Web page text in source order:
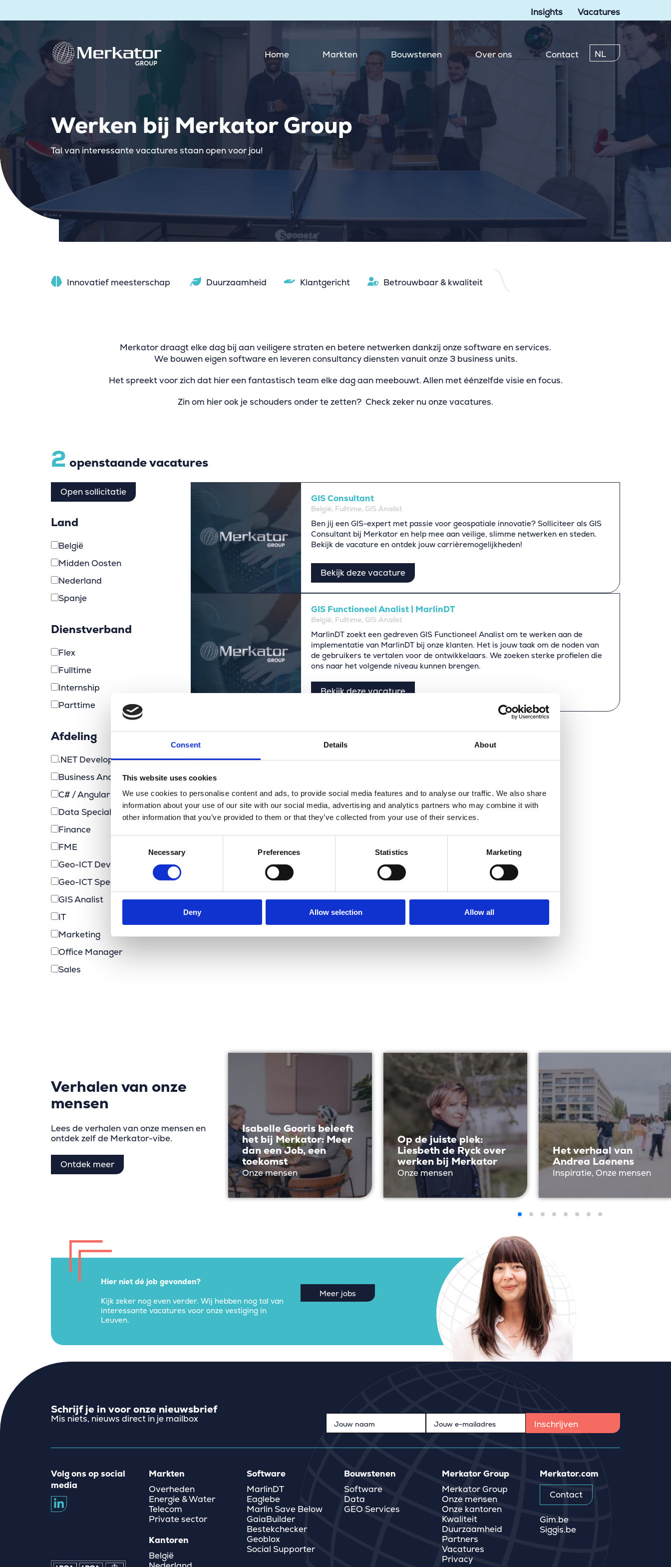
Consent Details About
This website uses cookies
We use cookies to personalise content and ads, to provide social media features and to analyse our traffic. We also share
information about your use of our site with our social media, advertising and analytics partners who may combine it with
other information that you’ve provided to them or that they’ve collected from your use of their services.
Necessary Preferences Statistics Marketing
Deny Allow selection Allow all
Insights Vacatures
Home Markten Bouwstenen Over ons Contact NL
Werken bij Merkator Group
Tal van interessante vacatures staan open voor jou!
Innovatief meesterschap Duurzaamheid Klantgericht Betrouwbaar & kwaliteit
Merkator draagt elke dag bij aan veiligere straten en betere netwerken dankzij onze software en services.
We bouwen eigen software en leveren consultancy diensten vanuit onze 3 business units.
Het spreekt voor zich dat hier een fantastisch team elke dag aan meebouwt. Allen met éénzelfde visie en focus.
Zin om hier ook je schouders onder te zetten? Check zeker nu onze vacatures.
2 openstaande vacatures
Open sollicitatie
Land
België
Midden Oosten
Nederland
Spanje
Dienstverband
Flex
Fulltime
Internship
Parttime
Afdeling
.NET Developer (MarlinDT)
Business Analyst
C# / Angular Developer
Data Specialist
Finance
FME
Geo-ICT Developer
Geo-ICT Specialist
GIS Analist
IT
Marketing
Office Manager
Sales
GIS Consultant
België, Fulltime, GIS Analist
Ben jij een GIS-expert met passie voor geospatiale innovatie? Solliciteer als GIS
Consultant bij Merkator en help mee aan veilige, slimme netwerken en steden.
Bekijk de vacature en ontdek jouw carrièremogelijkheden!
Bekijk deze vacature
GIS Functioneel Analist | MarlinDT
België, Fulltime, GIS Analist
MarlinDT zoekt een gedreven GIS Functioneel Analist om te werken aan de
implementatie van MarlinDT bij onze klanten. Het is jouw taak om de noden van
de gebruikers te vertalen voor de ontwikkelaars. We zoeken sterke profielen die
ons naar het volgende niveau kunnen brengen.
Bekijk deze vacature
Verhalen van onze
mensen
Lees de verhalen van onze mensen en
ontdek zelf de Merkator-vibe.
Ontdek meer
Isabelle Gooris beleeft
het bij Merkator: Meer
dan een Job, een
toekomst
Onze mensen
Op de juiste plek:
Liesbeth de Ryck over
werken bij Merkator
Onze mensen
Het verhaal van
Andrea Laenens
Inspiratie, Onze mensen
Hier niet dé job gevonden?
Kijk zeker nog even verder. Wij hebben nog tal van
interessante vacatures voor onze vestiging in
Leuven.
Meer jobs
Schrijf je in voor onze nieuwsbrief
Mis niets, nieuws direct in je mailbox
Volg ons op social
media
Markten
Overheden
Energie & Water
Telecom
Private sector
Kantoren
België
Software
MarlinDT
Eaglebe
Marlin Save Below
GaiaBuilder
Bestekchecker
Geoblox
Social Supporter
Bouwstenen
Software
Data
GEO Services
Merkator Group
Merkator Group
Onze mensen
Onze kantoren
Kwaliteit
Duurzaamheid
Partners
Vacatures
Privacy
Merkator.com
Contact
Gim.be
Siggis.be